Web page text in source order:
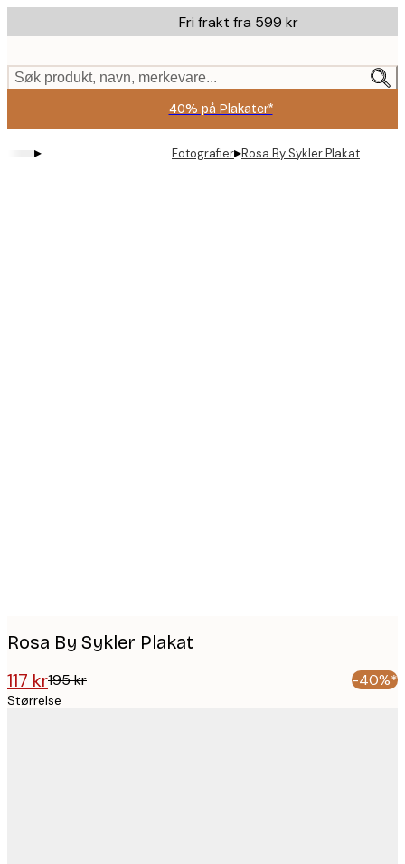
to
content.
Fri frakt fra 599 kr
Søk produkt, navn, merkevare...
40% på Plakater*
▸ Fotografier▸Rosa By Sykler Plakat
Rosa By Sykler Plakat
117 kr195 kr -40%*
Størrelse